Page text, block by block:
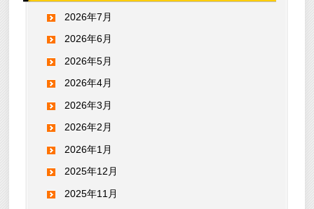
2026年7月
2026年6月
2026年5月
2026年4月
2026年3月
2026年2月
2026年1月
2025年12月
2025年11月